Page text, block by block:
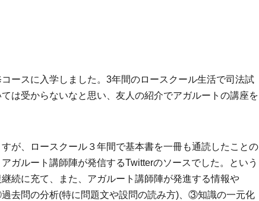
ースに入学しました。3年間のロースクール生活で司法試
は受からないなと思い、友人の紹介でアガルートの講座を
が、ロースクール３年間で基本書を一冊も通読したことの
ガルート講師陣が発信するTwitterのソースでした。という
続に充て、また、アガルート講師陣が発進する情報や
去問の分析(特に問題文や設問の読み方)、③知識の一元化